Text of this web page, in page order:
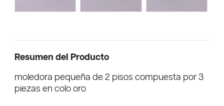
Resumen del Producto
moledora pequeña de 2 pisos compuesta por 3
piezas en colo oro